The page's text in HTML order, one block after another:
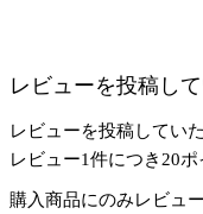
レビューを投稿し
レビューを投稿してい
レビュー1件につき20
購入商品にのみレビュ